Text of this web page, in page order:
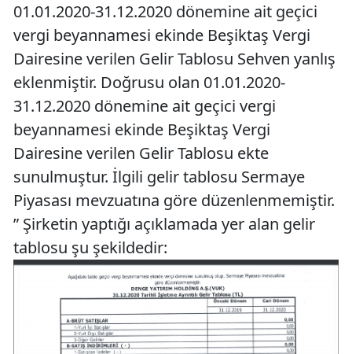
01.01.2020-31.12.2020 dönemine ait geçici
vergi beyannamesi ekinde Beşiktaş Vergi
Dairesine verilen Gelir Tablosu Sehven yanlış
eklenmiştir. Doğrusu olan 01.01.2020-
31.12.2020 dönemine ait geçici vergi
beyannamesi ekinde Beşiktaş Vergi
Dairesine verilen Gelir Tablosu ekte
sunulmuştur. İlgili gelir tablosu Sermaye
Piyasası mevzuatına göre düzenlenmemiştir.
” Şirketin yaptığı açıklamada yer alan gelir
tablosu şu şekildedir: